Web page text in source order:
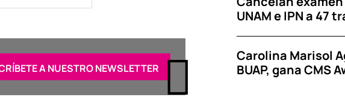
UNAM e IPN a 47
Carolina Marisol
BUAP, gana CMS